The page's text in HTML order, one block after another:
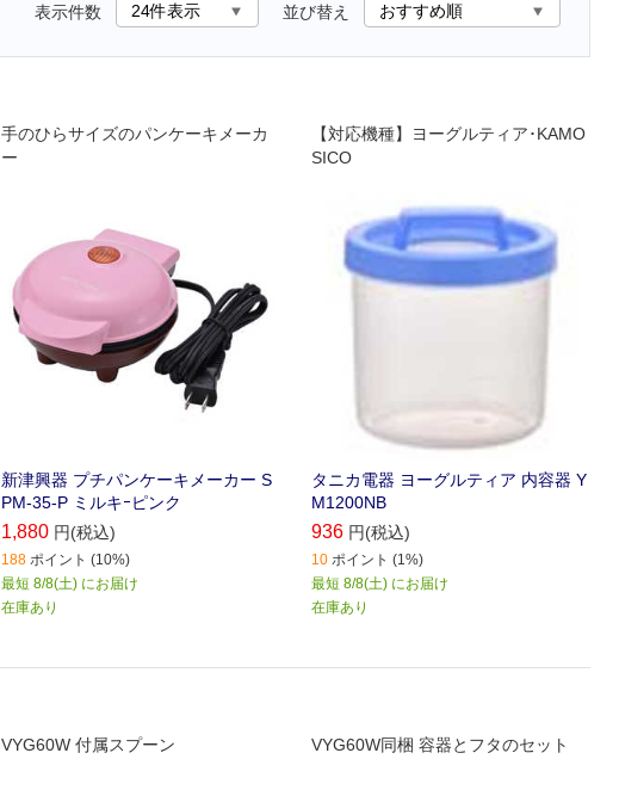
表示件数 並び替え
手のひらサイズのパンケーキメーカ
ー
新津興器 プチパンケーキメーカー S
PM-35-P ミルキｰピンク
1,880 円(税込)
188 ポイント (10%)
最短 8/8(土) にお届け
在庫あり
【対応機種】ヨーグルティア･KAMO
SICO
タニカ電器 ヨーグルティア 内容器 Y
M1200NB
936 円(税込)
10 ポイント (1%)
最短 8/8(土) にお届け
在庫あり
VYG60W 付属スプーン VYG60W同梱 容器とフタのセット